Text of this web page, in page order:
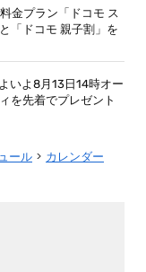
金プラン「ドコモ ス
「ドコモ 親子割」を
よ8月13日14時オー
を先着でプレゼント
ール
カレンダー